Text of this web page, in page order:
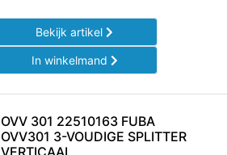
Bekijk artikel
In winkelmand
OVV 301 22510163 FUBA
OVV301 3-VOUDIGE SPLITTER
VERTICAAL